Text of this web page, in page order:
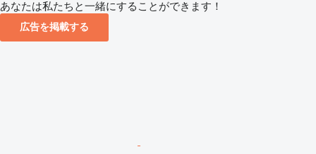
あなたは私たちと一緒にすることができます！
広告を掲載する